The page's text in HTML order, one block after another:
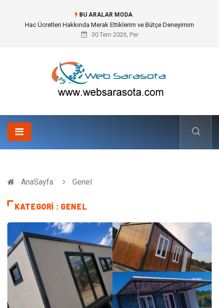
BU ARALAR MODA
Öneri Sistemi ile Kurumsal İnovasyonun Dijitalleşmesi
30 Tem 2026, Per
AnaSayfa Genel
KATEGORI : GENEL